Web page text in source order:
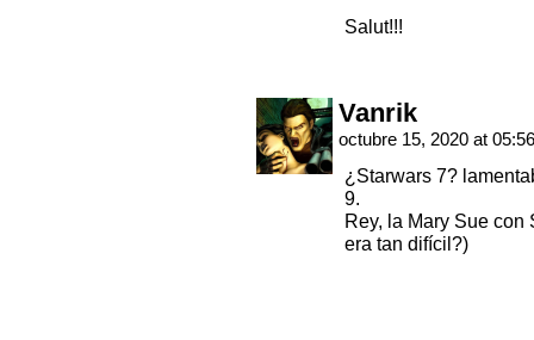
Salut!!!
Vanrik
octubre 15, 2020 at
¿Starwars 7?
9.
Rey, la Mary Sue
era tan difícil?)